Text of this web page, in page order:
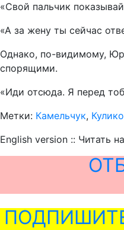
«Свой пальчик
«А за жену ты сейчас
Однако, по-видимому,
спорящими.
«Иди отсюда. Я перед
Метки: Камельчук,
English version :: Читать